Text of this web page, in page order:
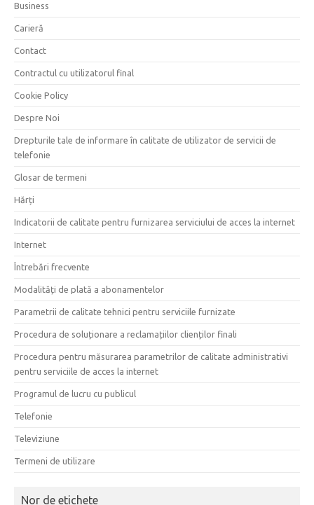
Business
Carieră
Contact
Contractul cu utilizatorul final
Cookie Policy
Despre Noi
Drepturile tale de informare în calitate de utilizator de servicii de
telefonie
Glosar de termeni
Hărți
Indicatorii de calitate pentru furnizarea serviciului de acces la internet
Internet
Întrebări frecvente
Modalități de plată a abonamentelor
Parametrii de calitate tehnici pentru serviciile furnizate
Procedura de soluționare a reclamațiilor clienților finali
Procedura pentru măsurarea parametrilor de calitate administrativi
pentru serviciile de acces la internet
Programul de lucru cu publicul
Telefonie
Televiziune
Termeni de utilizare
Nor de etichete